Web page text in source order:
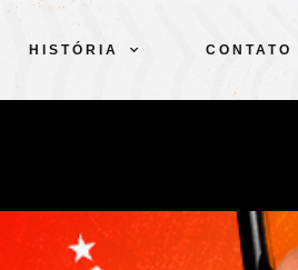
HISTÓRIA CONTATO
CLUBE